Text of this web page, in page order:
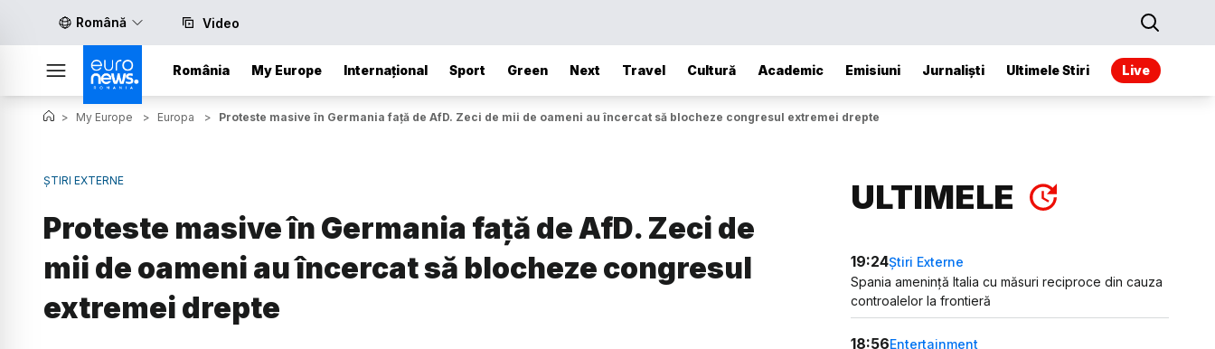
Română Video
România My Europe Internațional Sport Green Next Travel Cultură Academic Emisiuni Jurnaliști Ultimele Stiri Live
> My Europe > Europa > Proteste masive în Germania față de AfD. Zeci de mii de oameni au încercat să blocheze congresul extremei drepte
ȘTIRI EXTERNE
Proteste masive în Germania față de AfD. Zeci de
mii de oameni au încercat să blocheze congresul
extremei drepte
ULTIMELE
19:24Știri Externe
Spania amenință Italia cu măsuri reciproce din cauza
controalelor la frontieră
18:56Entertainment